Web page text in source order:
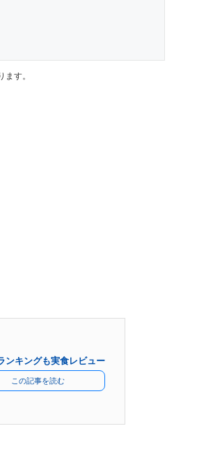
す。
ンキングも実食レビュー
この記事を読む